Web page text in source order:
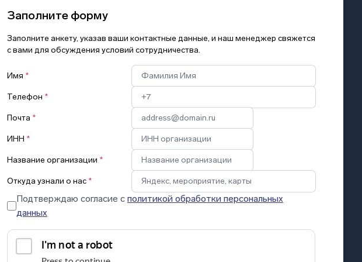
Заполните форму
Заполните анкету, указав ваши контактные данные, и наш менеджер свяжется
с вами для обсуждения условий сотрудничества.
Имя *
Телефон *
Почта *
ИНН *
Название организации *
Откуда узнали о нас *
Подтверждаю согласие с политикой обработки персональных
данных